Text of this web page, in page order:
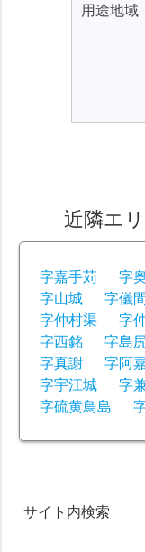
用途地域
近隣エ
字嘉手苅 字
字山城
字儀
字仲村渠
字
字西銘
字島
字真謝
字阿
字宇江城
字
字硫黄鳥島
サイト内検索